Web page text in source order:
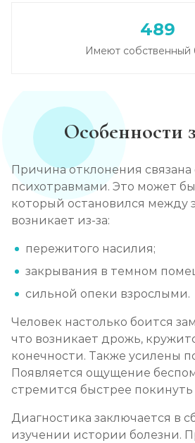
489
Имеют собственный
Особенности
Причина отклонения
психотравмами. Это может
который остановился между
возникает из-за:
пережитого насилия;
закрывания в темном
сильной опеки взрослыми.
Человек настолько боится
что возникает дрожь,
конечности. Также усилены
Появляется ощущение
стремится быстрее
Диагностика заключается в
изучении истории болезни.